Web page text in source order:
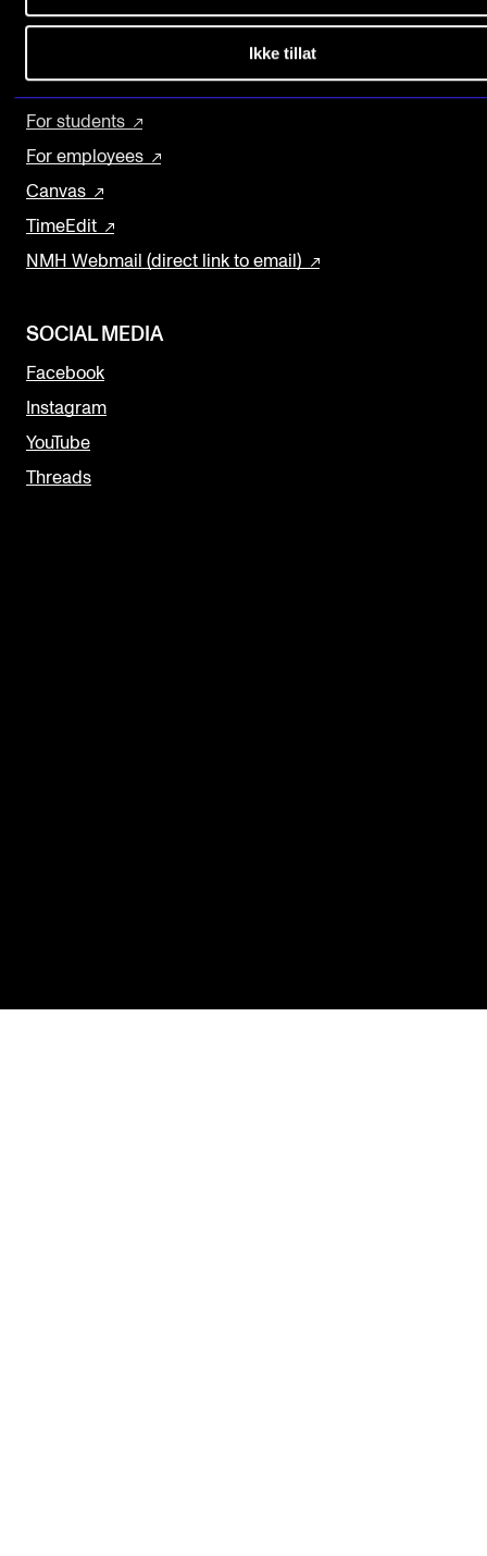
Ikke tillat
For Students and Employees
The Student Committee (SUT) (student.nmh.no)
NEWS
IN.TUNE
For students
For employees
Canvas
TimeEdit
NMH Webmail (direct link to email)
SOCIAL MEDIA
Facebook
Instagram
YouTube
Threads